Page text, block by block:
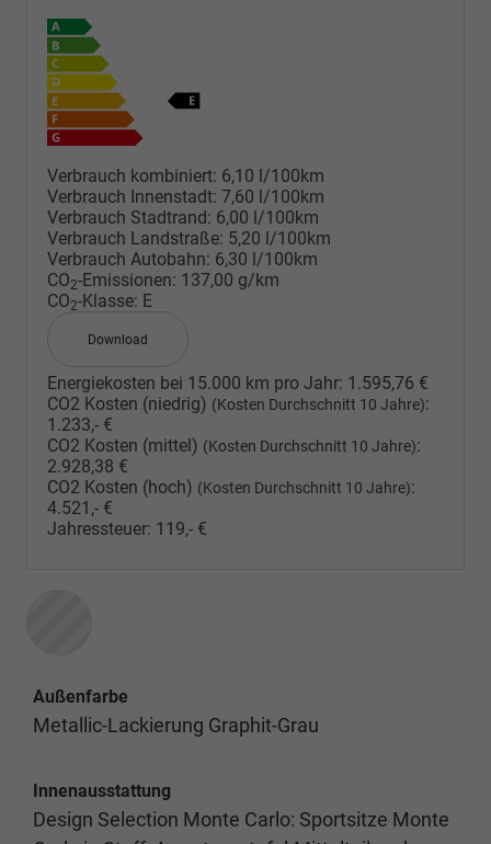
Verbrauch kombiniert: 6,10 l/100km
Verbrauch Innenstadt: 7,60 l/100km
Verbrauch Stadtrand: 6,00 l/100km
Verbrauch Landstraße: 5,20 l/100km
Verbrauch Autobahn: 6,30 l/100km
CO2-Emissionen: 137,00 g/km
CO2-Klasse: E
Download
Energiekosten bei 15.000 km pro Jahr: 1.595,76 €
CO2 Kosten (niedrig) (Kosten Durchschnitt 10 Jahre):
1.233,- €
CO2 Kosten (mittel) (Kosten Durchschnitt 10 Jahre):
2.928,38 €
CO2 Kosten (hoch) (Kosten Durchschnitt 10 Jahre):
4.521,- €
Jahressteuer: 119,- €
Außenfarbe
Metallic-Lackierung Graphit-Grau
Innenausstattung
Design Selection Monte Carlo: Sportsitze Monte